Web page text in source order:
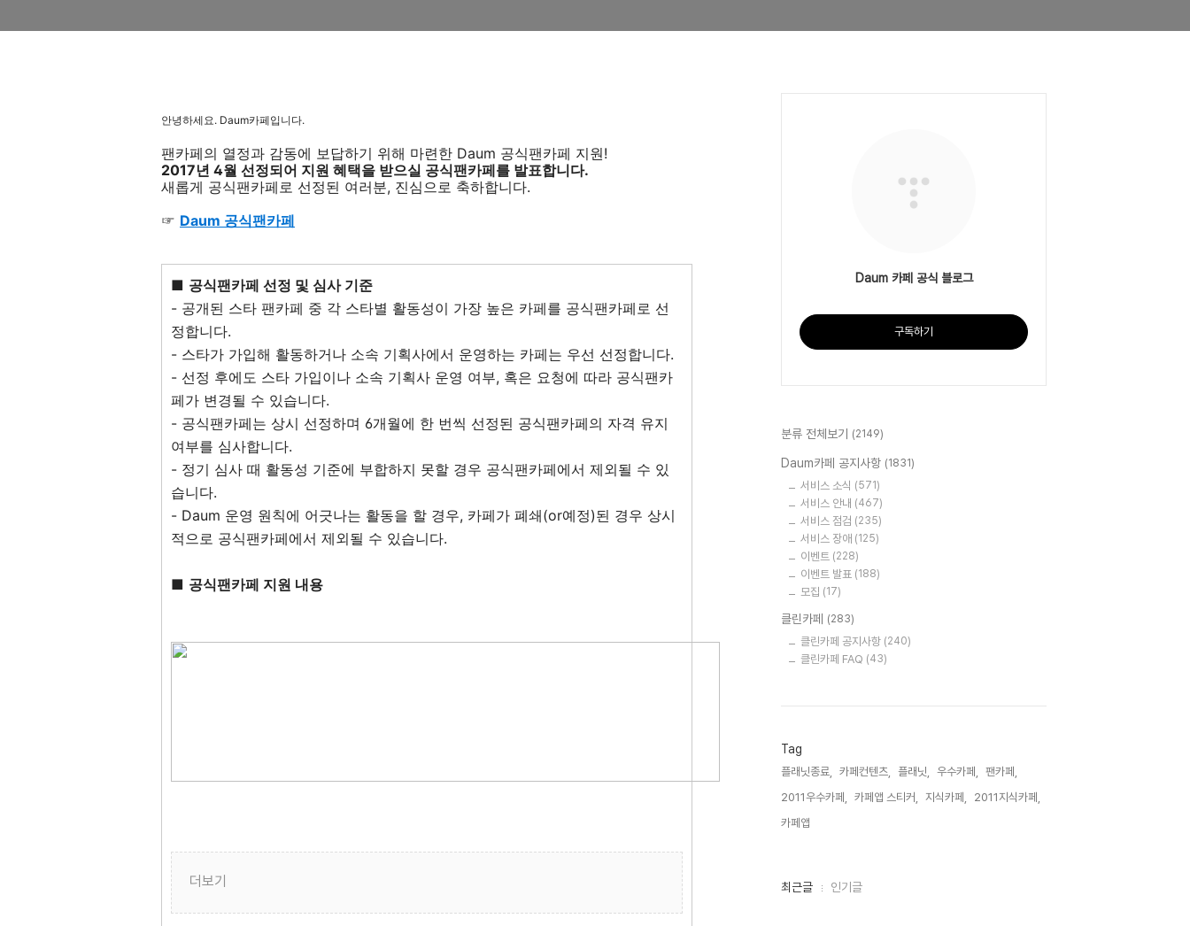
안녕하세요. Daum카페입니다.
팬카페의 열정과 감동에 보답하기 위해 마련한 Daum 공식팬카페 지원!
2017년 4월 선정되어 지원 혜택을 받으실 공식팬카페를 발표합니다.
새롭게 공식팬카페로 선정된 여러분, 진심으로 축하합니다.
☞ Daum 공식팬카페
■ 공식팬카페 선정 및 심사 기준
- 공개된 스타 팬카페 중 각 스타별 활동성이 가장 높은 카페를 공식팬카페로 선
정합니다.
- 스타가 가입해 활동하거나 소속 기획사에서 운영하는 카페는 우선 선정합니다.
- 선정 후에도 스타 가입이나 소속 기획사 운영 여부, 혹은 요청에 따라 공식팬카
페가 변경될 수 있습니다.
- 공식팬카페는 상시 선정하며 6개월에 한 번씩 선정된 공식팬카페의 자격 유지
여부를 심사합니다.
- 정기 심사 때 활동성 기준에 부합하지 못할 경우 공식팬카페에서 제외될 수 있
습니다.
- Daum 운영 원칙에 어긋나는 활동을 할 경우, 카페가 폐쇄(or예정)된 경우 상시
적으로 공식팬카페에서 제외될 수 있습니다.
■ 공식팬카페 지원 내용
더보기
Daum 카페 공식 블로그
구독하기
분류 전체보기 (2149)
Daum카페 공지사항 (1831)
서비스 소식 (571)
서비스 안내 (467)
서비스 점검 (235)
서비스 장애 (125)
이벤트 (228)
이벤트 발표 (188)
모집 (17)
클린카페 (283)
클린카페 공지사항 (240)
클린카페 FAQ (43)
Tag
플래닛종료, 카페컨텐츠, 플래닛, 우수카페,
팬카페,
2011우수카페,
카페앱 스티커, 지식카페,
2011지식카페,
카페앱,
최
최근글 인기글